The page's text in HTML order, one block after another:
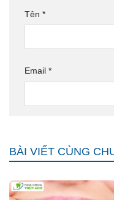
Tên *
Email *
BÀI VIẾT CÙNG